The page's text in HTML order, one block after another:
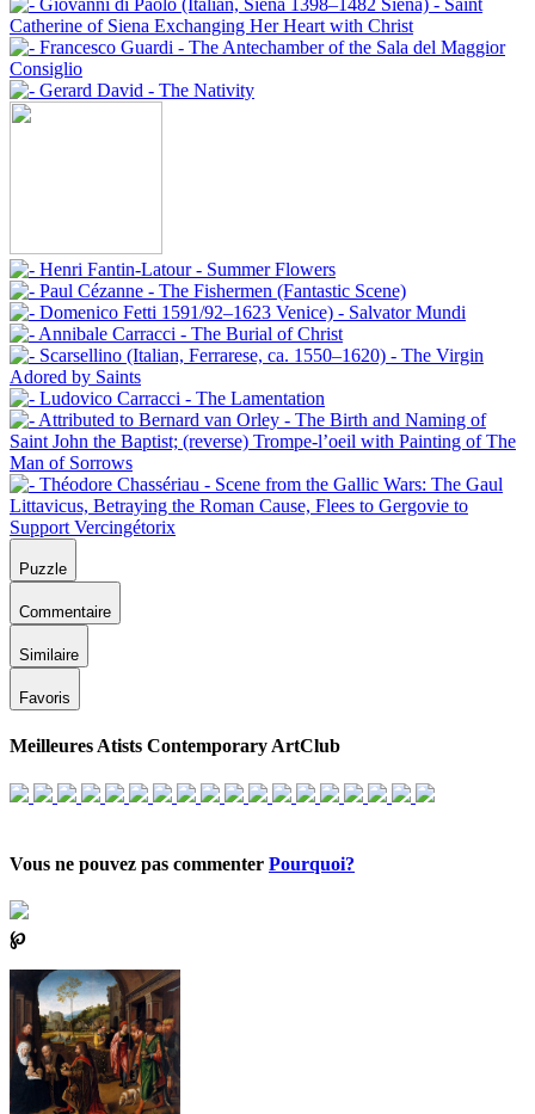
Puzzle
Commentaire
Similaire
Favoris
Meilleures Atists Contemporary ArtClub
Vous ne pouvez pas commenter Pourquoi?
℘